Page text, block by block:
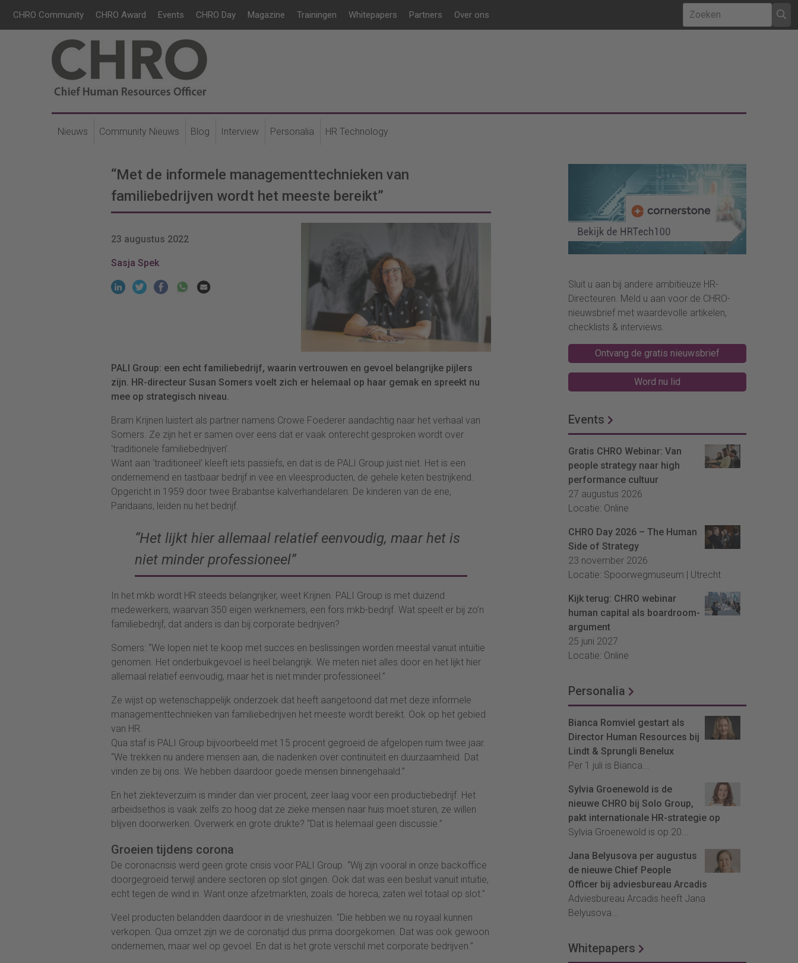
CHRO Community CHRO Award Events CHRO Day Magazine Trainingen Whitepapers Partners Over ons
Nieuws Community Nieuws Blog Interview Personalia HR Technology
“Met de informele managementtechnieken van
familiebedrijven wordt het meeste bereikt”
23 augustus 2022
Sasja Spek
PALI Group: een echt familiebedrijf, waarin vertrouwen en gevoel belangrijke pijlers
zijn. HR-directeur Susan Somers voelt zich er helemaal op haar gemak en spreekt nu
mee op strategisch niveau.
Bram Krijnen luistert als partner namens Crowe Foederer aandachtig naar het verhaal van
Somers. Ze zijn het er samen over eens dat er vaak onterecht gesproken wordt over
‘traditionele familiebedrijven’.
Want aan ‘traditioneel’ kleeft iets passiefs, en dat is de PALI Group juist niet. Het is een
ondernemend en tastbaar bedrijf in vee en vleesproducten, de gehele keten bestrijkend.
Opgericht in 1959 door twee Brabantse kalverhandelaren. De kinderen van de ene,
Paridaans, leiden nu het bedrijf.
“Het lijkt hier allemaal relatief eenvoudig, maar het is
niet minder professioneel”
In het mkb wordt HR steeds belangrijker, weet Krijnen. PALI Group is met duizend
medewerkers, waarvan 350 eigen werknemers, een fors mkb-bedrijf. Wat speelt er bij zo’n
familiebedrijf, dat anders is dan bij corporate bedrijven?
Somers: “We lopen niet te koop met succes en beslissingen worden meestal vanuit intuïtie
genomen. Het onderbuikgevoel is heel belangrijk. We meten niet alles door en het lijkt hier
allemaal relatief eenvoudig, maar het is niet minder professioneel.”
Ze wijst op wetenschappelijk onderzoek dat heeft aangetoond dat met deze informele
managementtechnieken van familiebedrijven het meeste wordt bereikt. Ook op het gebied
van HR.
Qua staf is PALI Group bijvoorbeeld met 15 procent gegroeid de afgelopen ruim twee jaar.
“We trekken nu andere mensen aan, die nadenken over continuïteit en duurzaamheid. Dat
vinden ze bij ons. We hebben daardoor goede mensen binnengehaald.”
En het ziekteverzuim is minder dan vier procent, zeer laag voor een productiebedrijf. Het
arbeidsethos is vaak zelfs zo hoog dat ze zieke mensen naar huis moet sturen, ze willen
blijven doorwerken. Overwerk en grote drukte? “Dat is helemaal geen discussie.”
Groeien tijdens corona
De coronacrisis werd geen grote crisis voor PALI Group. “Wij zijn vooral in onze backoffice
doorgegroeid terwijl andere sectoren op slot gingen. Ook dat was een besluit vanuit intuïtie,
echt tegen de wind in. Want onze afzetmarkten, zoals de horeca, zaten wel totaal op slot.”
Veel producten belandden daardoor in de vrieshuizen. “Die hebben we nu royaal kunnen
verkopen. Qua omzet zijn we de coronatijd dus prima doorgekomen. Dat was ook gewoon
ondernemen, maar wel op gevoel. En dat is het grote verschil met corporate bedrijven.”
Sluit u aan bij andere ambitieuze HR-
Directeuren. Meld u aan voor de CHRO-
nieuwsbrief met waardevolle artikelen,
checklists & interviews.
Ontvang de gratis nieuwsbrief
Word nu lid
Events
Gratis CHRO Webinar: Van
people strategy naar high
performance cultuur
27 augustus 2026
Locatie: Online
CHRO Day 2026 – The Human
Side of Strategy
23 november 2026
Locatie: Spoorwegmuseum | Utrecht
Kijk terug: CHRO webinar
human capital als boardroom-
argument
25 juni 2027
Locatie: Online
Personalia
Bianca Romviel gestart als
Director Human Resources bij
Lindt & Sprungli Benelux
Per 1 juli is Bianca...
Sylvia Groenewold is de
nieuwe CHRO bij Solo Group,
pakt internationale HR-strategie op
Sylvia Groenewold is op 20...
Jana Belyusova per augustus
de nieuwe Chief People
Officer bij adviesbureau Arcadis
Adviesbureau Arcadis heeft Jana
Belyusova...
Whitepapers